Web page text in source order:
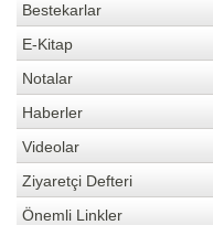
Bestekarlar
E-Kitap
Notalar
Haberler
Videolar
Ziyaretçi Defteri
Önemli Linkler